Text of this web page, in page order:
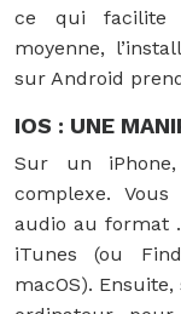
ce qui facilite
moyenne,
sur Android
IOS : UNE
Sur un
complexe.
audio au format
iTunes (ou
macOS).